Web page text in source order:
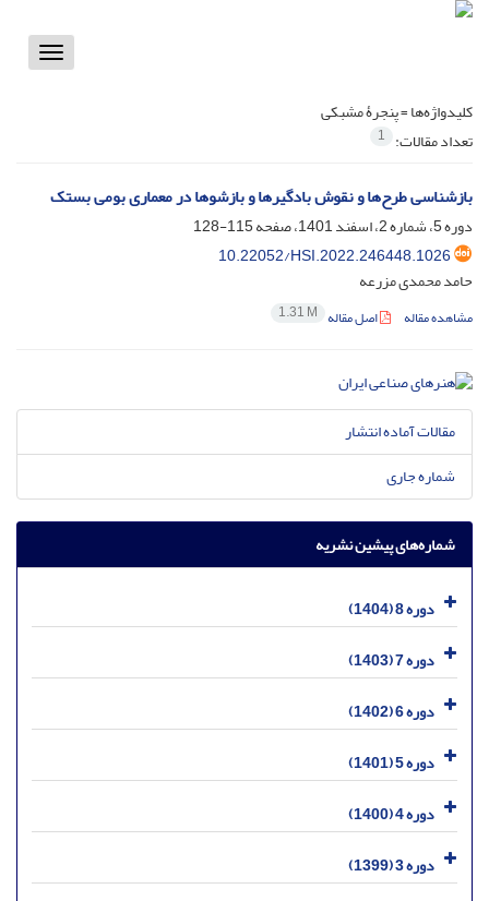
Toggle
کلیدواژه‌ها =پنجرۀ مشبکی
تعداد مقالات: 1
بازشناسی طرح‌ها و نقوش بادگیرها و بازشوها در معماری بومی بستک
دوره 5، شماره 2، اسفند 1401، صفحه
115-128
10.22052/HSI.2022.246448.1026
حامد محمدی مزرعه
مشاهده مقاله اصل مقاله 1.31 M
مقالات آماده انتشار
شماره جاری
شماره‌های پیشین نشریه
دوره 8 (1404)
دوره 7 (1403)
دوره 6 (1402)
دوره 5 (1401)
دوره 4 (1400)
دوره 3 (1399)